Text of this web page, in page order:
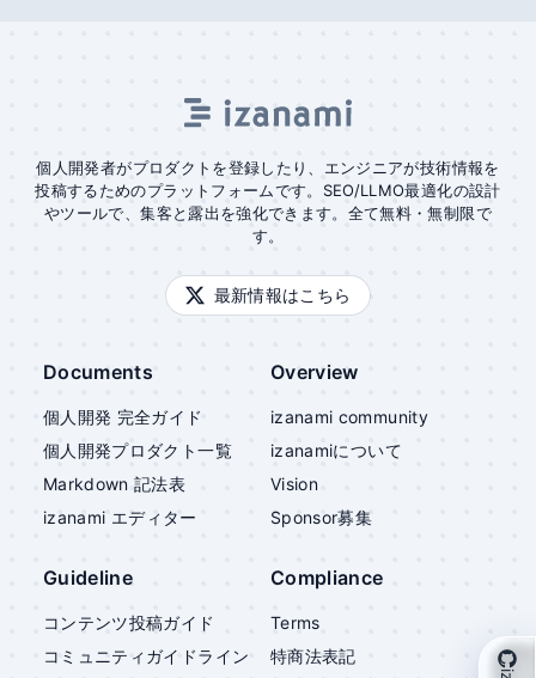
個人開発者がプロダクトを登録したり、エンジニアが技術情報を
投稿するためのプラットフォームです。SEO/LLMO最適化の設計
やツールで、集客と露出を強化できます。全て無料・無制限で
す。
最新情報はこちら
Documents
個人開発 完全ガイド
個人開発プロダクト一覧
Markdown 記法表
izanami エディター
Overview
izanami community
izanamiについて
Vision
Sponsor募集
Guideline
コンテンツ投稿ガイド
コミュニティガイドライン
Compliance
Terms
特商法表記